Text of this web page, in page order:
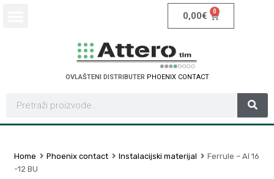
0,00€ 0
OVLAŠTENI DISTRIBUTER PHOENIX CONTACT
Home Phoenix contact Instalacijski materijal
Ferrule – AI 16
-12 BU